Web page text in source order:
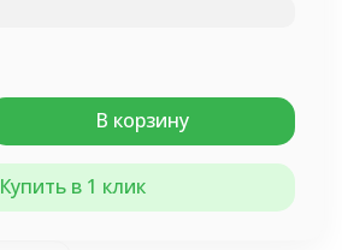
В корзину
Купить в 1 клик